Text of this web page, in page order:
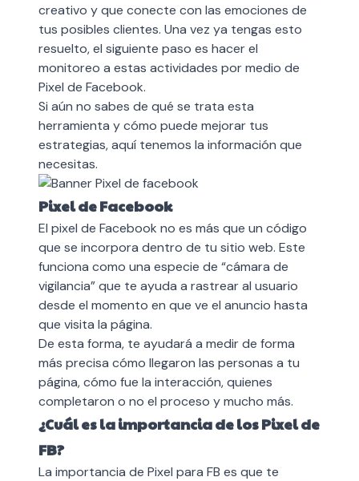
creativo y que conecte con las emociones de
tus posibles clientes. Una vez ya tengas esto
resuelto, el siguiente paso es hacer el
monitoreo a estas actividades por medio de
Pixel de Facebook.
Si aún no sabes de qué se trata esta
herramienta ycómo puede mejorar tus
estrategias, aquí tenemos la información que
necesitas.
Pixel de Facebook
El pixel de Facebook no es más que un código
que se incorpora dentro de tu sitio web. Este
funciona como una especie de “cámara de
vigilancia” que te ayuda a rastrear al usuario
desde el momento en que ve el anuncio hasta
que visita la página.
De esta forma, te ayudará a medir de forma
más precisa cómo llegaron las personas a tu
página, cómo fue la interacción, quienes
completaron o no el proceso y mucho más.
¿Cuál es la importancia de los Pixel de
FB?
La importancia de Pixel para FB es que te